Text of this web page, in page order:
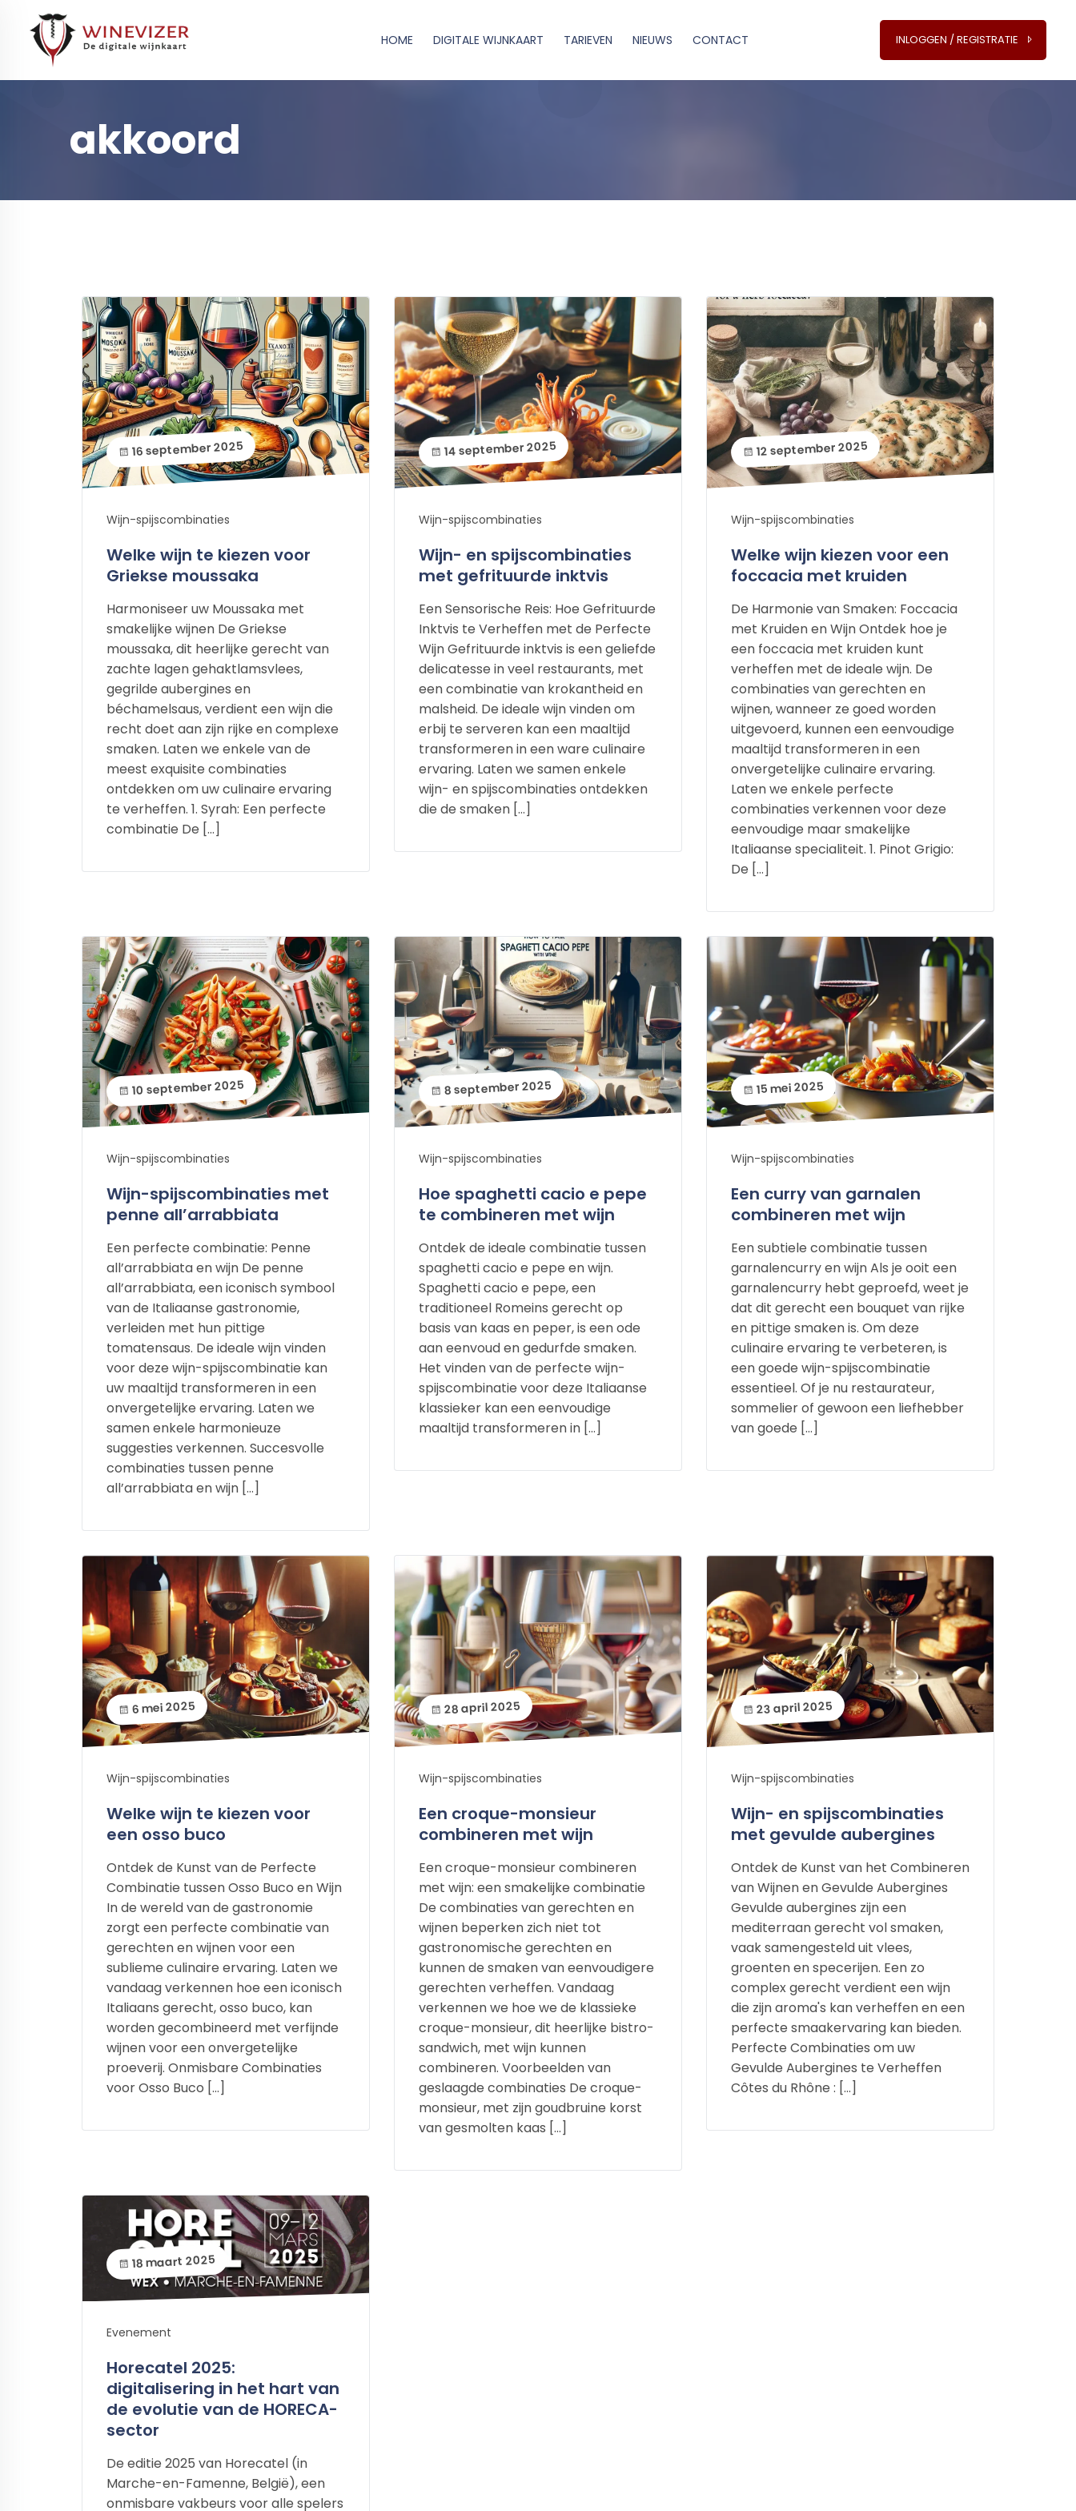
HOME DIGITALE WIJNKAART TARIEVEN NIEUWS CONTACT INLOGGEN / REGISTRATIE
akkoord
16 september 2025
Wijn-spijscombinaties
Welke wijn te kiezen voor
Griekse moussaka
Harmoniseer uw Moussaka met
smakelijke wijnen De Griekse
moussaka, dit heerlijke gerecht van
zachte lagen gehaktlamsvlees,
gegrilde aubergines en
béchamelsaus, verdient een wijn die
recht doet aan zijn rijke en complexe
smaken. Laten we enkele van de
meest exquisite combinaties
ontdekken om uw culinaire ervaring
te verheffen. 1. Syrah: Een perfecte
combinatie De […]
14 september 2025
Wijn-spijscombinaties
Wijn- en spijscombinaties
met gefrituurde inktvis
Een Sensorische Reis: Hoe Gefrituurde
Inktvis te Verheffen met de Perfecte
Wijn Gefrituurde inktvis is een geliefde
delicatesse in veel restaurants, met
een combinatie van krokantheid en
malsheid. De ideale wijn vinden om
erbij te serveren kan een maaltijd
transformeren in een ware culinaire
ervaring. Laten we samen enkele
wijn- en spijscombinaties ontdekken
die de smaken […]
12 september 2025
Wijn-spijscombinaties
Welke wijn kiezen voor een
foccacia met kruiden
De Harmonie van Smaken: Foccacia
met Kruiden en Wijn Ontdek hoe je
een foccacia met kruiden kunt
verheffen met de ideale wijn. De
combinaties van gerechten en
wijnen, wanneer ze goed worden
uitgevoerd, kunnen een eenvoudige
maaltijd transformeren in een
onvergetelijke culinaire ervaring.
Laten we enkele perfecte
combinaties verkennen voor deze
eenvoudige maar smakelijke
Italiaanse specialiteit. 1. Pinot Grigio:
De […]
10 september 2025
Wijn-spijscombinaties
Wijn-spijscombinaties met
penne all’arrabbiata
Een perfecte combinatie: Penne
all’arrabbiata en wijn De penne
all’arrabbiata, een iconisch symbool
van de Italiaanse gastronomie,
verleiden met hun pittige
tomatensaus. De ideale wijn vinden
voor deze wijn-spijscombinatie kan
uw maaltijd transformeren in een
onvergetelijke ervaring. Laten we
samen enkele harmonieuze
suggesties verkennen. Succesvolle
combinaties tussen penne
all’arrabbiata en wijn […]
8 september 2025
Wijn-spijscombinaties
Hoe spaghetti cacio e pepe
te combineren met wijn
Ontdek de ideale combinatie tussen
spaghetti cacio e pepe en wijn.
Spaghetti cacio e pepe, een
traditioneel Romeins gerecht op
basis van kaas en peper, is een ode
aan eenvoud en gedurfde smaken.
Het vinden van de perfecte wijn-
spijscombinatie voor deze Italiaanse
klassieker kan een eenvoudige
maaltijd transformeren in […]
15 mei 2025
Wijn-spijscombinaties
Een curry van garnalen
combineren met wijn
Een subtiele combinatie tussen
garnalencurry en wijn Als je ooit een
garnalencurry hebt geproefd, weet je
dat dit gerecht een bouquet van rijke
en pittige smaken is. Om deze
culinaire ervaring te verbeteren, is
een goede wijn-spijscombinatie
essentieel. Of je nu restaurateur,
sommelier of gewoon een liefhebber
van goede […]
6 mei 2025
Wijn-spijscombinaties
Welke wijn te kiezen voor
een osso buco
Ontdek de Kunst van de Perfecte
Combinatie tussen Osso Buco en Wijn
In de wereld van de gastronomie
zorgt een perfecte combinatie van
gerechten en wijnen voor een
sublieme culinaire ervaring. Laten we
vandaag verkennen hoe een iconisch
Italiaans gerecht, osso buco, kan
worden gecombineerd met verfijnde
wijnen voor een onvergetelijke
proeverij. Onmisbare Combinaties
voor Osso Buco […]
28 april 2025
Wijn-spijscombinaties
Een croque-monsieur
combineren met wijn
Een croque-monsieur combineren
met wijn: een smakelijke combinatie
De combinaties van gerechten en
wijnen beperken zich niet tot
gastronomische gerechten en
kunnen de smaken van eenvoudigere
gerechten verheffen. Vandaag
verkennen we hoe we de klassieke
croque-monsieur, dit heerlijke bistro-
sandwich, met wijn kunnen
combineren. Voorbeelden van
geslaagde combinaties De croque-
monsieur, met zijn goudbruine korst
van gesmolten kaas […]
23 april 2025
Wijn-spijscombinaties
Wijn- en spijscombinaties
met gevulde aubergines
Ontdek de Kunst van het Combineren
van Wijnen en Gevulde Aubergines
Gevulde aubergines zijn een
mediterraan gerecht vol smaken,
vaak samengesteld uit vlees,
groenten en specerijen. Een zo
complex gerecht verdient een wijn
die zijn aroma's kan verheffen en een
perfecte smaakervaring kan bieden.
Perfecte Combinaties om uw
Gevulde Aubergines te Verheffen
Côtes du Rhône : […]
18 maart 2025
Evenement
Horecatel 2025:
digitalisering in het hart van
de evolutie van de HORECA-
sector
De editie 2025 van Horecatel (in
Marche-en-Famenne, België), een
onmisbare vakbeurs voor alle spelers